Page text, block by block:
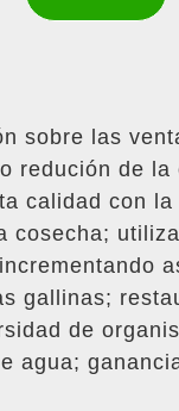
sobre las
redución de la
calidad con
cosecha;
gallinas;
de
agua;